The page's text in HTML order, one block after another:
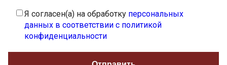
Я согласен(а) на обработку персональных
данных в соответствии с политикой
конфиденциальности